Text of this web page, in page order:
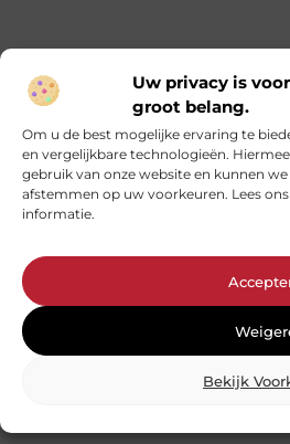
Uw privacy is
groot belang.
Om u de best mogelijke ervaring te
en vergelijkbare technologieën.
gebruik van onze website en kunnen
afstemmen op uw voorkeuren. Lees
informatie.
Bekijk